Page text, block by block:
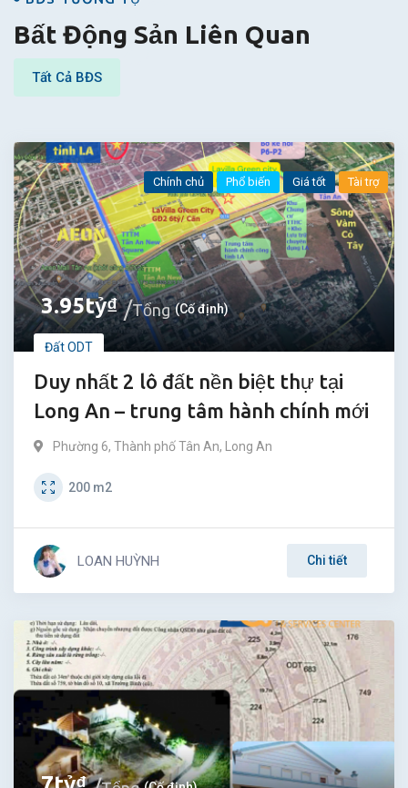
BĐS
Bất Động Sản Liên Quan
Tất Cả BĐS
3.95tỷ₫ Tổng (Cố định)
Đất ODT
Duy nhất 2 lô đất nền biệt thự tại
Long An – trung tâm hành chính mới
Chính chủ Phổ biến Giá tốt Tài trợ
Phường 6, Thành phố Tân An, Long An
200 m2
LOAN HUỲNH Chi tiết